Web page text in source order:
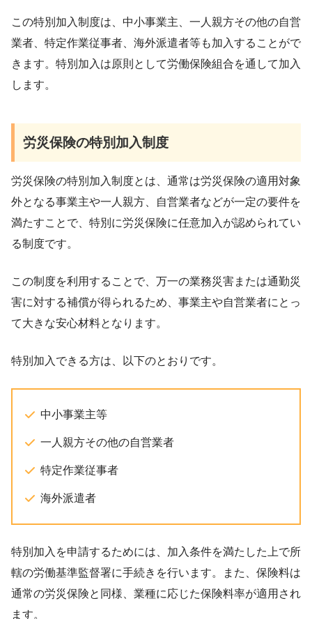
この特別加入制度は、中小事業主、一人親方その他の自営
業者、特定作業従事者、海外派遣者等も加入することがで
きます。特別加入は原則として労働保険組合を通して加入
します。
労災保険の特別加入制度
労災保険の特別加入制度とは、通常は労災保険の適用対象
外となる事業主や一人親方、自営業者などが一定の要件を
満たすことで、特別に労災保険に任意加入が認められてい
る制度です。
この制度を利用することで、万一の業務災害または通勤災
害に対する補償が得られるため、事業主や自営業者にとっ
て大きな安心材料となります。
特別加入できる方は、以下のとおりです。
中小事業主等
一人親方その他の自営業者
特定作業従事者
海外派遣者
特別加入を申請するためには、加入条件を満たした上で所
轄の労働基準監督署に手続きを行います。また、保険料は
通常の労災保険と同様、業種に応じた保険料率が適用され
ます。